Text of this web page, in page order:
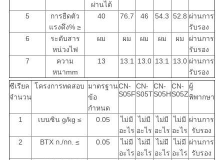
ผ่านได้
5
การยืดตัว
แรงดึง% ≥
40 76.7 46 54.3 52.8 ผ่านการ
รับรอง
6
ระดับสาร
หน่วงไฟ
ผม ผม ผม ผม ผม
ผ่านการ
รับรอง
7
ความ
หนาmm
13 13.1 13.0 13.1 13.0 ผ่านการ
รับรอง
ซีเรียล
จำนวน
โครงการทดสอบ มาตรฐาน
ข้อ
กำหนด
CN-
S05F
CN-
S05T
CN-
S05H
CN-
S05Z
ผู้
พิพากษา
1 เบนซิน g/kg ≤ 0.05
ไม่มี
อะไร
ไม่มี
อะไร
ไม่มี
อะไร
ไม่มี
อะไร
ผ่านการ
รับรอง
2
BTX ก./กก. ≤ 0.05
ไม่มี
อะไร
ไม่มี
อะไร
ไม่มี
อะไร
ไม่มี
อะไร
ผ่านการ
รับรอง